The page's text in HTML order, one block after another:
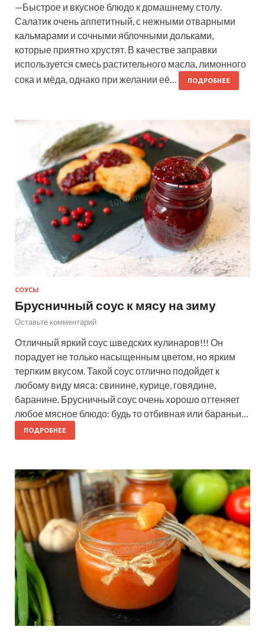
—Быстрое и вкусное блюдо к домашнему столу.
Салатик очень аппетитный, с нежными отварными
кальмарами и сочными яблочными дольками,
которые приятно хрустят. В качестве заправки
используется смесь растительного масла, лимонного
сока и мёда, однако при желании её…
ПОДРОБНЕЕ
СОУСЫ
Брусничный соус к мясу на зиму
Оставьте комментарий
Отличный яркий соус шведских кулинаров!!! Он
порадует не только насыщенным цветом, но ярким
терпким вкусом. Такой соус отлично подойдет к
любому виду мяса: свинине, курице, говядине,
баранине. Брусничный соус очень хорошо оттеняет
любое мясное блюдо: будь то отбивная или бараньи…
ПОДРОБНЕЕ